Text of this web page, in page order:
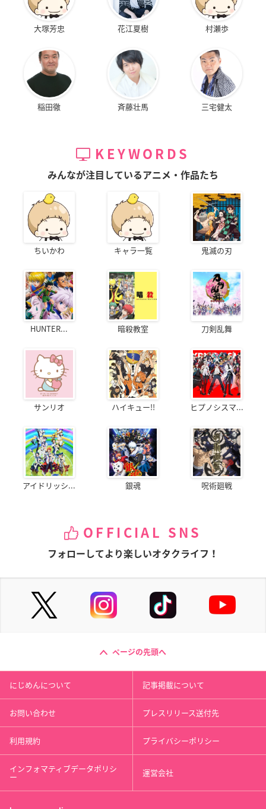
大塚芳忠 花江夏樹 村瀬歩
稲田徹 斉藤壮馬 三宅健太
KEYWORDS
みんなが注目しているアニメ・作品たち
ちいかわ キャラ一覧 鬼滅の刃
HUNTER... 暗殺教室 刀剣乱舞
サンリオ ハイキュー!! ヒプノシスマ...
アイドリッシ... 銀魂 呪術廻戦
OFFICIAL SNS
フォローしてより楽しいオタクライフ！
ページの先頭へ
にじめんについて 記事掲載について
お問い合わせ プレスリリース送付先
利用規約 プライバシーポリシー
インフォマティブデータポリシ
ー 運営会社